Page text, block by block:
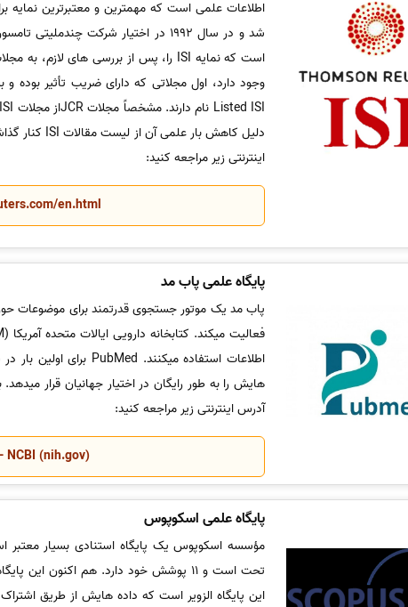
اینترنتی زیر مراجعه کنید:
en.html
پایگاه علمی پاب مد
آدرس اینترنتی زیر مراجعه کنید:
NCBI (nih.gov)
پایگاه علمی اسکوپوس
این پایگاه الزویر است که داده هایش از طریق اشتراک